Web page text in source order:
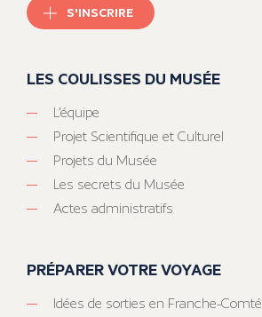
S'INSCRIRE
LES COULISSES DU MUSÉE
L’équipe
Projet Scientifique et Culturel
Projets du Musée
Les secrets du Musée
Actes administratifs
PRÉPARER VOTRE VOYAGE
Idées de sorties en Franche-Comté